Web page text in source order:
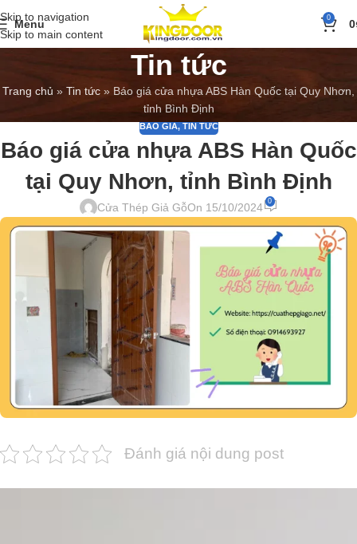
Skip to navigation
Skip to main content
Menu 0 0
Tin tức
Trang chủ » Tin tức » Báo giá cửa nhựa ABS Hàn Quốc tại Quy Nhơn,
tỉnh Bình Định
BÁO GIÁ, TIN TỨC
Báo giá cửa nhựa ABS Hàn Quốc
tại Quy Nhơn, tỉnh Bình Định
Cửa Thép Giả GỗOn 15/10/2024 0
Đánh giá nội dung post